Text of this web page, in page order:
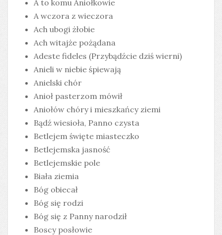
A to komu Aniołkowie
A wczora z wieczora
Ach ubogi żłobie
Ach witajże pożądana
Adeste fideles (Przybądźcie dziś wierni)
Anieli w niebie śpiewają
Anielski chór
Anioł pasterzom mówił
Aniołów chóry i mieszkańcy ziemi
Bądź wiesioła, Panno czysta
Betlejem święte miasteczko
Betlejemska jasność
Betlejemskie pole
Biała ziemia
Bóg obiecał
Bóg się rodzi
Bóg się z Panny narodził
Boscy posłowie